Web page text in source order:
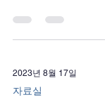
2023년 8월 17일
자료실